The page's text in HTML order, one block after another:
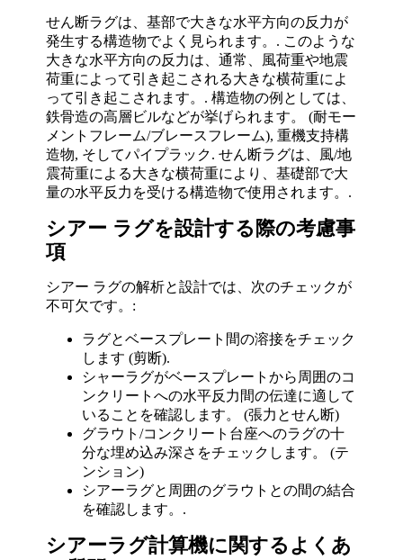
せん断ラグは、基部で大きな水平方向の反力が
発生する構造物でよく見られます。. このような
大きな水平方向の反力は、通常、風荷重や地震
荷重によって引き起こされる大きな横荷重によ
って引き起こされます。. 構造物の例としては、
鉄骨造の高層ビルなどが挙げられます。 (耐モー
メントフレーム/ブレースフレーム), 重機支持構
造物, そしてパイプラック. せん断ラグは、風/地
震荷重による大きな横荷重により、基礎部で大
量の水平反力を受ける構造物で使用されます。.
シアー ラグを設計する際の考慮事
項
シアー ラグの解析と設計では、次のチェックが
不可欠です。:
ラグとベースプレート間の溶接をチェック
します (剪断).
シャーラグがベースプレートから周囲のコ
ンクリートへの水平反力間の伝達に適して
いることを確認します。 (張力とせん断)
グラウト/コンクリート台座へのラグの十
分な埋め込み深さをチェックします。 (テ
ンション)
シアーラグと周囲のグラウトとの間の結合
を確認します。.
シアーラグ計算機に関するよくあ